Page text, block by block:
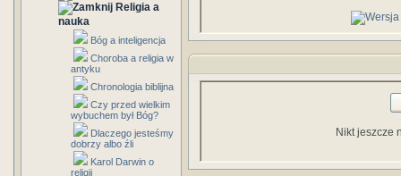
Religia a
nauka
Bóg a inteligencja
Choroba a religia w
antyku
Chronologia biblijna
Czy przed wielkim
wybuchem był Bóg?
Dlaczego jesteśmy
dobrzy albo źli
Karol Darwin o
religii
Nikt jeszcze